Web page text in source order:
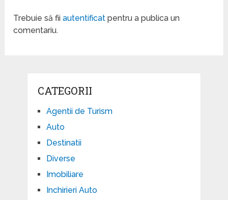
Trebuie să fiiautentificat pentru a publica un
comentariu.
CATEGORII
Agentii de Turism
Auto
Destinatii
Diverse
Imobiliare
Inchirieri Auto